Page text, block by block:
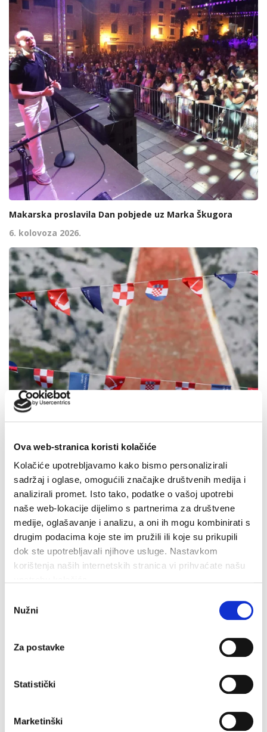
Ova web-stranica koristi kolačiće
Kolačiće upotrebljavamo kako bismo personalizirali
sadržaj i oglase, omogućili značajke društvenih medija i
analizirali promet. Isto tako, podatke o vašoj upotrebi
naše web-lokacije dijelimo s partnerima za društvene
medije, oglašavanje i analizu, a oni ih mogu kombinirati s
drugim podacima koje ste im pružili ili koje su prikupili
dok ste upotrebljavali njihove usluge. Nastavkom
korištenja naših internetskih stranica vi prihvaćate našu
pristanka
Nužni
Za postavke
Statistički
Marketinški
Makarska proslavila Dan pobjede uz Marka Škugora
6. kolovoza 2026.
Dan pobjede i domovinske zahvalnosti i Dan hrvatskih
branitelja: Program obilježavanja u Makarskoj
4. kolovoza 2026.